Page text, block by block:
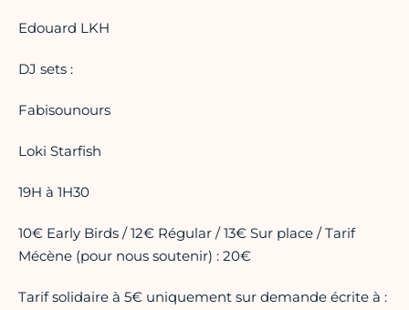
Edouard LKH
DJ sets :
Fabisounours
Loki Starfish
19H à 1H30
10€ Early Birds / 12€ Régular / 13€ Sur place / Tarif
Mécène (pour nous soutenir) : 20€
Tarif solidaire à 5€ uniquement sur demande écrite à :